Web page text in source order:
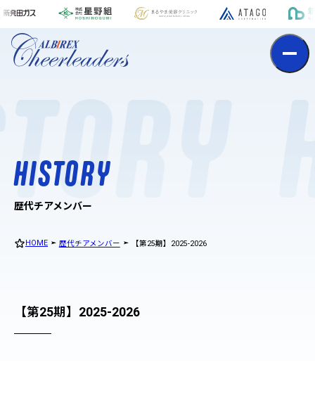
tory
HISTORY
歴代チアメンバー
HOME 歴代チアメンバー 【第25期】2025-2026
【第25期】2025-2026